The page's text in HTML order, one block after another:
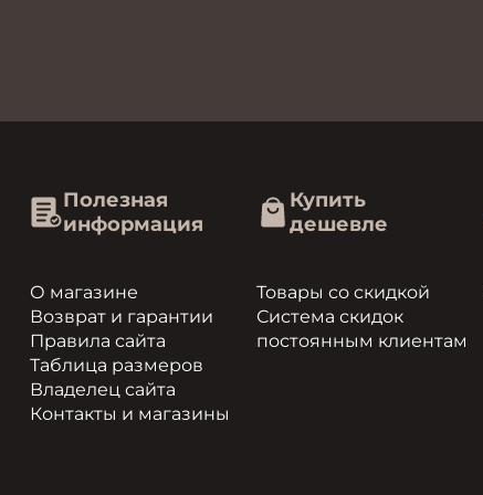
Полезная
информация
О магазине
Возврат и гарантии
Правила сайта
Таблица размеров
Владелец сайта
Контакты и магазины
Купить
дешевле
Товары со скидкой
Система скидок
постоянным клиентам